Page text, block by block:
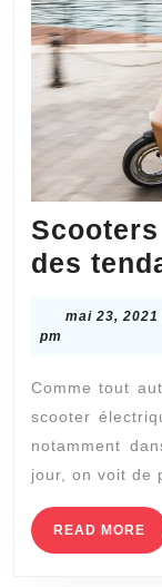
des
mai 23, 2021
pm
Comme tout
scooter
notamment
jour, on voit de
READ MORE